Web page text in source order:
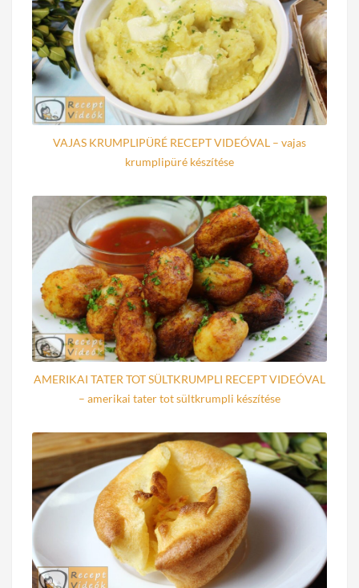
VAJAS KRUMPLIPÜRÉ RECEPT VIDEÓVAL – vajas
krumplipüré készítése
AMERIKAI TATER TOT SÜLTKRUMPLI RECEPT VIDEÓVAL
– amerikai tater tot sültkrumpli készítése